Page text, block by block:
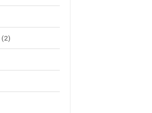
(2)